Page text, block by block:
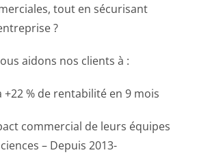
tout en sécurisant
?
aidons nos clients à :
+22 % de rentabilité en 9 mois
commercial de leurs équipes
– Depuis 2013-